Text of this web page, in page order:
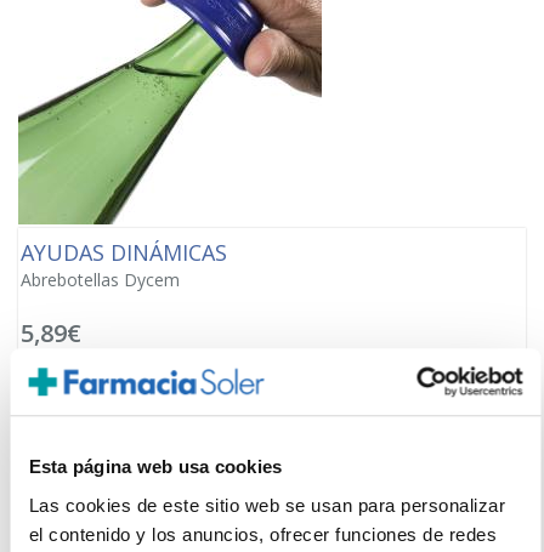
Esta página web usa cookies
Las cookies de este sitio web se usan para personalizar
el contenido y los anuncios, ofrecer funciones de redes
AYUDAS DINÁMICAS
Abrebotellas Dycem
5,89€
- Añadir